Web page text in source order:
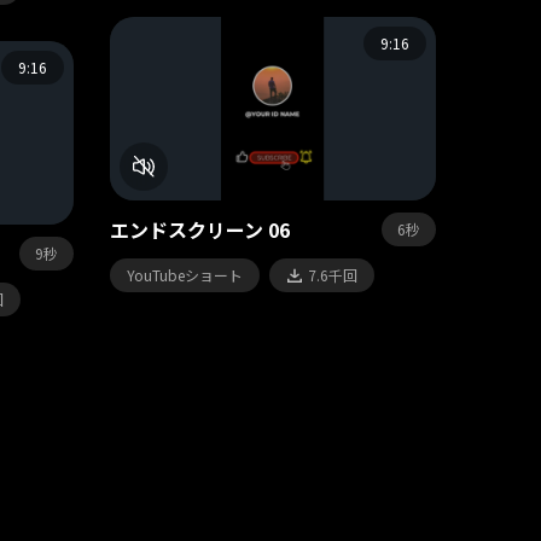
9:16
エンドスクリーン 06 6秒
YouTubeショート 7.6千回
9:16
9秒